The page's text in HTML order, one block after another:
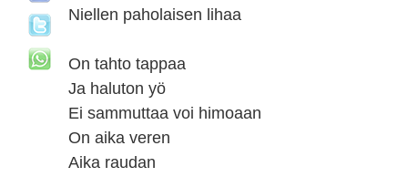
Niellen paholaisen lihaa
On tahto tappaa
Ja haluton yö
Ei sammuttaa voi himoaan
On aika veren
Aika raudan